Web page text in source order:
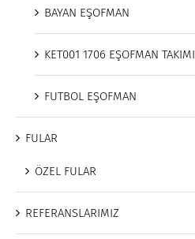
BAYAN EŞOFMAN
KET001 1706 EŞOFMAN TAKIMI
FUTBOL EŞOFMAN
FULAR
ÖZEL FULAR
REFERANSLARIMIZ